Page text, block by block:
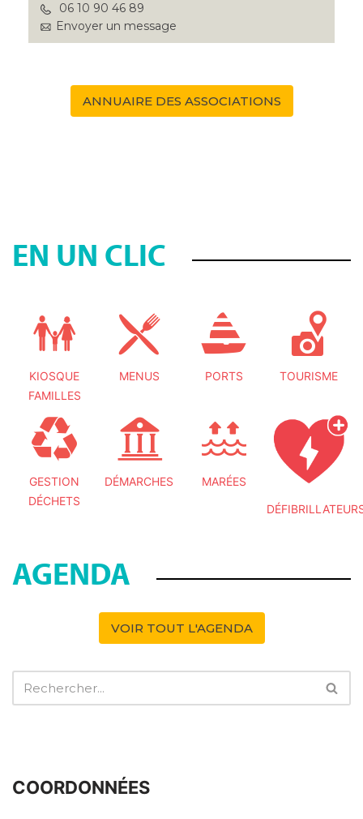
06 10 90 46 89
Envoyer un message
ANNUAIRE DES ASSOCIATIONS
EN UN CLIC
KIOSQUE
FAMILLES
MENUS PORTS TOURISME
GESTION
DÉCHETS
DÉMARCHES MARÉES
AGENDA
VOIR TOUT L'AGENDA
COORDONNÉES